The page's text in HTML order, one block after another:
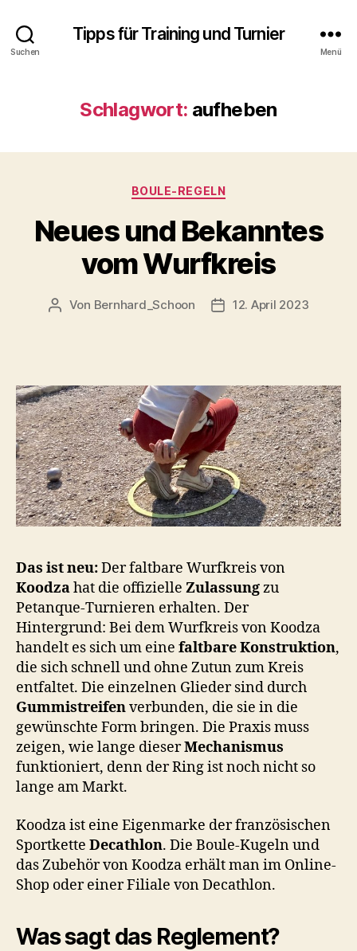
Suchen
Tipps für Training und Turnier
Menü
Schlagwort: aufheben
Kategorien
BOULE-REGELN
Neues und Bekanntes
vom Wurfkreis
Beitragsautor
Von Bernhard_Schoon Veröffentlichungsdatum
12. April 2023
Das ist neu:Der faltbare Wurfkreis von
Koodzahat die offizielle Zulassungzu
Petanque-Turnieren erhalten. Der
Hintergrund: Bei dem Wurfkreis von Koodza
handelt es sich um eine faltbare Konstruktion,
die sich schnell und ohne Zutun zum Kreis
entfaltet. Die einzelnen Glieder sind durch
Gummistreifenverbunden, die sie in die
gewünschte Form bringen. Die Praxis muss
zeigen, wie lange dieserMechanismus
funktioniert, denn der Ring ist noch nicht so
lange am Markt.
Koodza ist eine Eigenmarke der französischen
Sportkette Decathlon. Die Boule-Kugeln und
das Zubehör von Koodza erhält man im Online-
Shop oder einer Filiale von Decathlon.
Was sagt das Reglement?